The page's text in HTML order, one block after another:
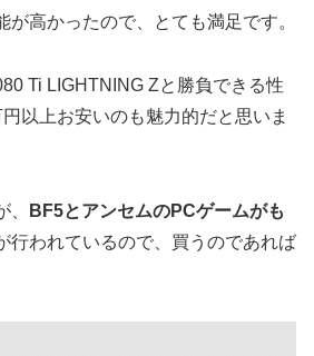
が高かったので、とても満足です。
Ti LIGHTNING Zと勝負できる性
以上お安いのも魅力的だと思いま
BF5とアンセムのPCゲームがも
行われているので、買うのであれば